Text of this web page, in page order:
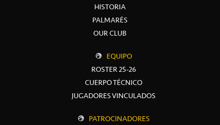
HISTORIA
PALMARÉS
OUR CLUB
EQUIPO
ROSTER 25-26
CUERPO TÉCNICO
JUGADORES VINCULADOS
PATROCINADORES